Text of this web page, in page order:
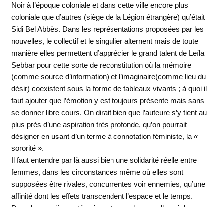
Noir à l’époque coloniale et dans cette ville encore plus
coloniale que d’autres (siège de la Légion étrangère) qu’était
Sidi Bel Abbès. Dans les représentations proposées par les
nouvelles, le collectif et le singulier alternent mais de toute
manière elles permettent d’apprécier le grand talent de Leïla
Sebbar pour cette sorte de reconstitution où la mémoire
(comme source d’information) et l’imaginaire(comme lieu du
désir) coexistent sous la forme de tableaux vivants ; à quoi il
faut ajouter que l’émotion y est toujours présente mais sans
se donner libre cours. On dirait bien que l’auteure s’y tient au
plus près d’une aspiration très profonde, qu’on pourrait
désigner en usant d’un terme à connotation féministe, la «
sororité ».
Il faut entendre par là aussi bien une solidarité réelle entre
femmes, dans les circonstances même où elles sont
supposées être rivales, concurrentes voir ennemies, qu’une
affinité dont les effets transcendent l’espace et le temps.